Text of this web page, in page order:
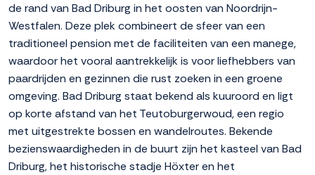
de rand van Bad Driburg in het oosten van Noordrijn-
Westfalen. Deze plek combineert de sfeer van een
traditioneel pension met de faciliteiten van een manege,
waardoor het vooral aantrekkelijk is voor liefhebbers van
paardrijden en gezinnen die rust zoeken in een groene
omgeving. Bad Driburg staat bekend als kuuroord en ligt
op korte afstand van het Teutoburgerwoud, een regio
met uitgestrekte bossen en wandelroutes. Bekende
bezienswaardigheden in de buurt zijn het kasteel van Bad
Driburg, het historische stadje Höxter en het